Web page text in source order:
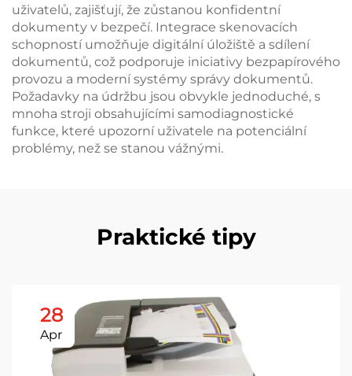
uživatelů, zajišťují, že zůstanou konfidentní
dokumenty v bezpečí. Integrace skenovacích
schopností umožňuje digitální úložiště a sdílení
dokumentů, což podporuje iniciativy bezpapírového
provozu a moderní systémy správy dokumentů.
Požadavky na údržbu jsou obvykle jednoduché, s
mnoha stroji obsahujícími samodiagnostické
funkce, které upozorní uživatele na potenciální
problémy, než se stanou vážnými.
Praktické tipy
28
Apr